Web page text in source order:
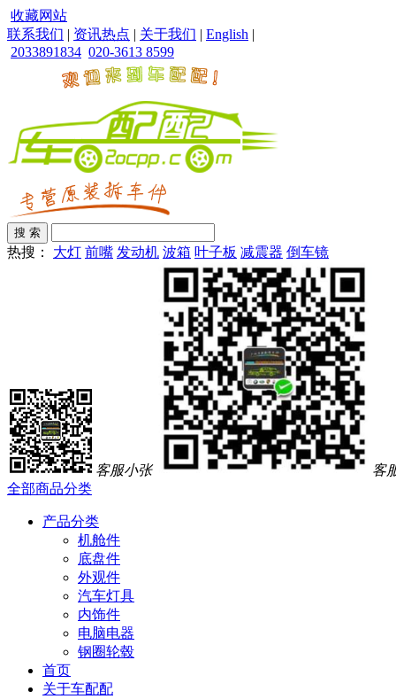
收藏网站
联系我们 | 资讯热点 | 关于我们 | English |
2033891834 020-3613 8599
热搜： 大灯 前嘴 发动机 波箱 叶子板 减震器 倒车镜
客服小张
客
全部商品分类
产品分类
机舱件
底盘件
外观件
汽车灯具
内饰件
电脑电器
钢圈轮毂
首页
关于车配配